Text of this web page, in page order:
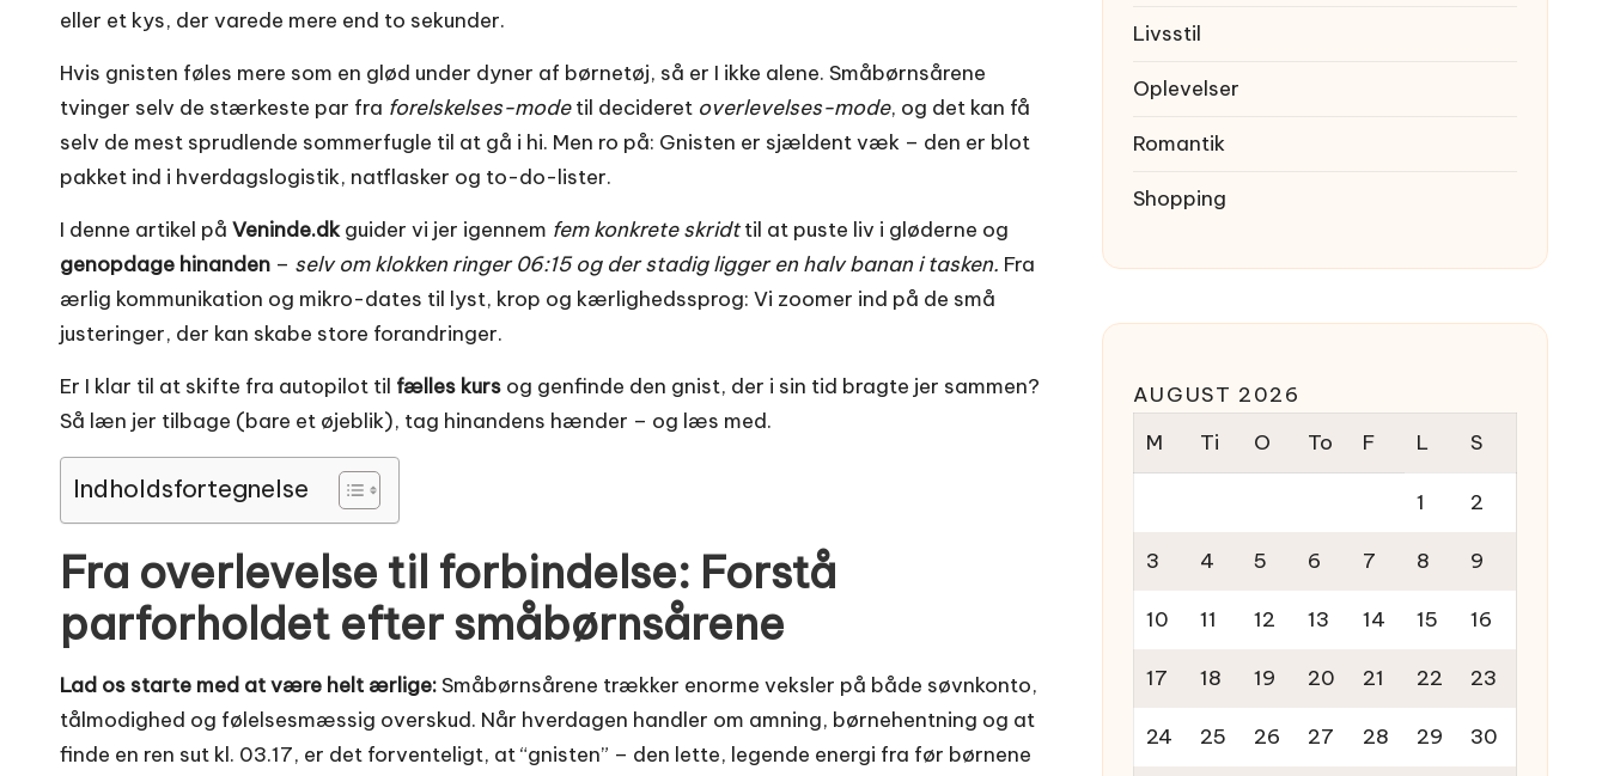
eller et kys, der varede mere end to sekunder.
Hvis gnisten føles mere som en glød under dyner af børnetøj, så er I ikke alene. Småbørnsårene
tvinger selv de stærkeste par fra forelskelses-modetil decideret overlevelses-mode, og det kan få
selv de mest sprudlende sommerfugle til at gå i hi. Men ro på: Gnisten er sjældent væk – den er blot
pakket ind i hverdagslogistik, natflasker og to-do-lister.
I denne artikel på Veninde.dkguider vi jer igennem fem konkrete skridttil at puste liv i gløderne og
genopdage hinanden – selv om klokken ringer 06:15 og der stadig ligger en halv banan i tasken. Fra
ærlig kommunikation og mikro-dates til lyst, krop og kærlighedssprog: Vi zoomer ind på de små
justeringer, der kan skabe store forandringer.
Er I klar til at skifte fra autopilot til fælles kurs og genfinde den gnist, der i sin tid bragte jer sammen?
Så læn jer tilbage (bare et øjeblik), tag hinandens hænder – og læs med.
Indholdsfortegnelse
Fra overlevelse til forbindelse: Forstå
parforholdet efter småbørnsårene
Lad os starte med at være helt ærlige:Småbørnsårene trækker enorme veksler på både søvnkonto,
tålmodighed og følelsesmæssig overskud. Når hverdagen handler om amning, børnehentning og at
finde en ren sut kl. 03.17, er det forventeligt, at “gnisten” – den lette, legende energi fra før børnene
Livsstil
Oplevelser
Romantik
Shopping
AUGUST 2026
M
Ti O To F L S
1 2
3 4 5 6 7 8 9
10 11 12 13 14 15 16
17 18 19 20 21 22 23
24 25 26 27 28 29 30